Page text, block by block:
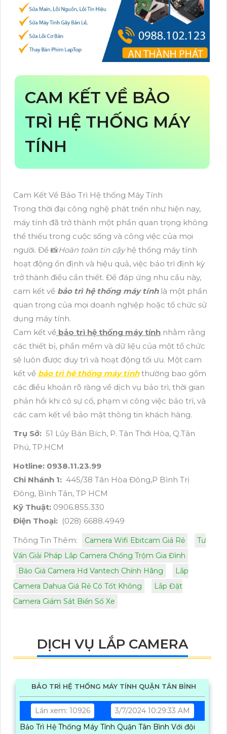
CAM KẾT VỀ BẢO
TRÌ HỆ THỐNG MÁY
TÍNH
Cam Kết Về Bảo Trì Hệ thống Máy Tính
Trong thời đại công nghệ phát triển như hiện nay,
máy tính đã trở thành một phần quan trọng không
thể thiếu trong cuộc sống và công việc của mọi
người. Để 📸Hoàn toàn tin cậyhệ thống máy tính
hoạt động ổn định và hiệu quả, việc bảo trì định kỳ
trở thành điều cần thiết. Để đáp ứng nhu cầu này,
cam kết về bảo trì hệ thống máy tínhlà một phần
quan trọng của mọi doanh nghiệp hoặc tổ chức sử
dụng máy tính.
Cam kết về bảo trì hệ thống máy tính nhằm rằng
các thiết bị, phần mềm và dữ liệu của một tổ chức
sẽ luôn được duy trì và hoạt động tối ưu. Một cam
kết về bảo trì hệ thống máy tínhthường bao gồm
các điều khoản rõ ràng về dịch vụ bảo trì, thời gian
phản hồi khi có sự cố, phạm vi công việc bảo trì, và
các cam kết về bảo mật thông tin khách hàng.
Trụ Sở: 51 Lũy Bán Bích, P. Tân Thới Hòa, Q.Tân
Phú, TP.HCM
Hotline: 0938.11.23.99
Chi Nhánh 1: 445/38 Tân Hòa Đông,P Bình Trị
Đông, Bình Tân, TP HCM
Kỹ Thuật: 0906.855.330
Điện Thoại: (028) 6688.4949
Thông Tin Thêm:
Camera Wifi Ebitcam Giá Rẻ
Tư
Vấn Giải Pháp Lắp Camera Chống Trộm Gia Đình
Báo Giá Camera Hd Vantech Chính Hãng
Lắp
Camera Dahua Giá Rẻ Có Tốt Không
Lắp Đặt
Camera Giám Sát Biển Số Xe
DỊCH VỤ LẮP CAMERA
BẢO TRÌ HỆ THỐNG MÁY TÍNH QUẬN TÂN BÌNH
Lần xem: 10926
3/7/2024 10:29:33 AM
Bảo Trì Hệ Thống Máy Tính Quận Tân Bình Với đội